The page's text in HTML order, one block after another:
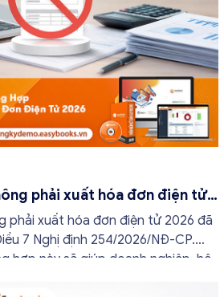
phải xuất hóa đơn điện tử
phải xuất hóa đơn điện tử 2026 đã
7 Nghị định 254/2026/NĐ-CP.
hợp này sẽ giúp doanh nghiệp, hộ